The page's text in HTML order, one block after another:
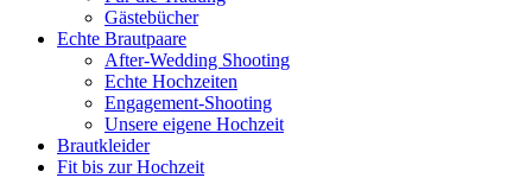
Gästebücher
Echte Brautpaare
After-Wedding Shooting
Echte Hochzeiten
Engagement-Shooting
Unsere eigene Hochzeit
Brautkleider
Fit bis zur Hochzeit